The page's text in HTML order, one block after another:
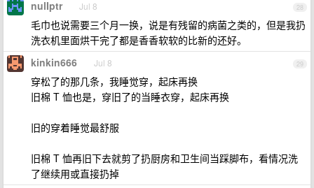
28
nulIptr Jul 8
毛巾也说需要三个月一换，说是有残留的病菌之类的，但是我扔
洗衣机里面烘干完了都是香香软软的比新的还好。
29
kinkin666 Jul 8
穿松了的那几条，我睡觉穿，起床再换
旧棉 T 恤也是，穿旧了的当睡衣穿，起床再换
旧的穿着睡觉最舒服
旧棉 T 恤再旧下去就剪了扔厨房和卫生间当踩脚布，看情况洗
了继续用或直接扔掉